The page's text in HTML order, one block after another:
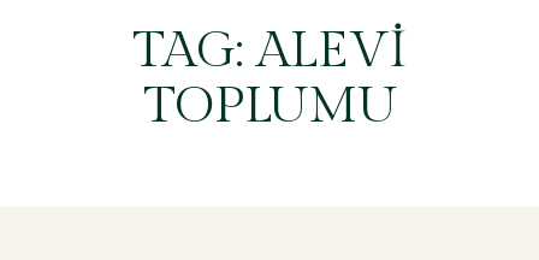
TAG:ALEVI
TOPLUMU